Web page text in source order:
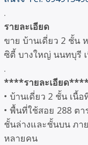
.
รายละเอียด
ขาย บ้านเดี่ยว 2 ชั้น
ซิตี้ บางใหญ่ นนทบุรี
.
****รายละเอียด****
• บ้านเดี่ยว 2 ชั้น เนื้อ
• พื้นที่ใช้สอย 288 ตา
ชั้นล่างและชั้นบน ภา
หลายคน